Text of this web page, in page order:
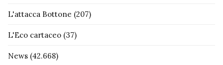
L'attacca Bottone (207)
L'Eco cartaceo (37)
News (42.668)